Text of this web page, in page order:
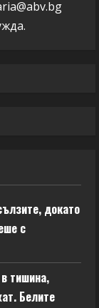
докато
с
тишина,
Белите